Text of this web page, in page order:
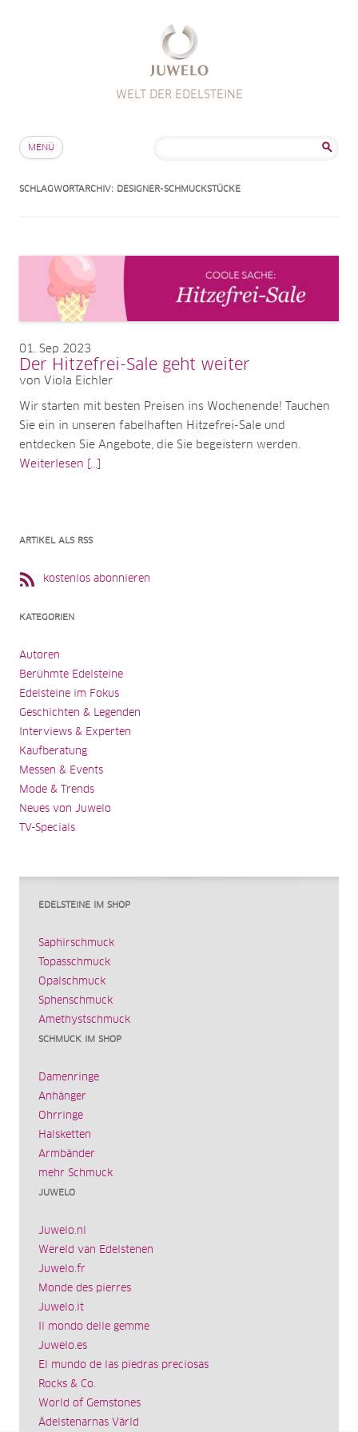
WELT DER EDELSTEINE
MENÜ
SCHLAGWORTARCHIV: DESIGNER-SCHMUCKSTÜCKE
01 Sep 2023
Der Hitzefrei-Sale geht weiter
von Viola Eichler
Wir starten mit besten Preisen ins Wochenende! Tauchen
Sie ein in unseren fabelhaften Hitzefrei-Sale und
entdecken Sie Angebote, die Sie begeistern werden.
Weiterlesen [...]
ARTIKEL ALS RSS
kostenlos abonnieren
KATEGORIEN
Autoren
Berühmte Edelsteine
Edelsteine im Fokus
Geschichten & Legenden
Interviews & Experten
Kaufberatung
Messen & Events
Mode & Trends
Neues von Juwelo
TV-Specials
EDELSTEINE IM SHOP
Saphirschmuck
Topasschmuck
Opalschmuck
Sphenschmuck
Amethystschmuck
SCHMUCK IM SHOP
Damenringe
Anhänger
Ohrringe
Halsketten
Armbänder
mehr Schmuck
JUWELO
Juwelo.nl
Wereld van Edelstenen
Juwelo.fr
Monde des pierres
Juwelo.it
Il mondo delle gemme
Juwelo.es
El mundo de las piedras preciosas
Rocks & Co.
World of Gemstones
Ädelstenarnas Värld